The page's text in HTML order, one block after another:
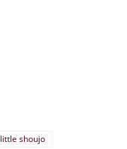
little shoujo